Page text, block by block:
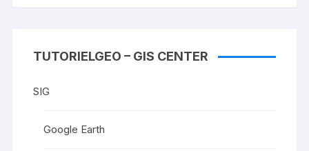
TUTORIELGEO – GIS CENTER
SIG
Google Earth